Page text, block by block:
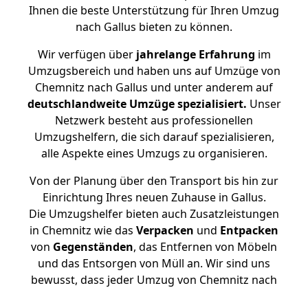
Ihnen die beste Unterstützung für Ihren Umzug
nach Gallus bieten zu können.
Wir verfügen überjahrelange Erfahrung im
Umzugsbereich und haben uns auf Umzüge von
Chemnitz nach Gallus und unter anderem auf
deutschlandweite Umzüge spezialisiert. Unser
Netzwerk besteht aus professionellen
Umzugshelfern, die sich darauf spezialisieren,
alle Aspekte eines Umzugs zu organisieren.
Von der Planung über den Transport bis hin zur
Einrichtung Ihres neuen Zuhause in Gallus.
Die Umzugshelfer bieten auch Zusatzleistungen
in Chemnitz wie das Verpacken und Entpacken
von Gegenständen, das Entfernen von Möbeln
und das Entsorgen von Müll an. Wir sind uns
bewusst, dass jeder Umzug von Chemnitz nach